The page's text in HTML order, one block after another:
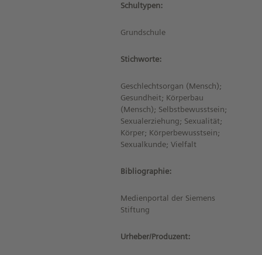
Schultypen:
Grundschule
Stichworte:
Geschlechtsorgan (Mensch);
Gesundheit; Körperbau
(Mensch); Selbstbewusstsein;
Sexualerziehung; Sexualität;
Körper; Körperbewusstsein;
Sexualkunde; Vielfalt
Bibliographie:
Medienportal der Siemens
Stiftung
Urheber/Produzent: